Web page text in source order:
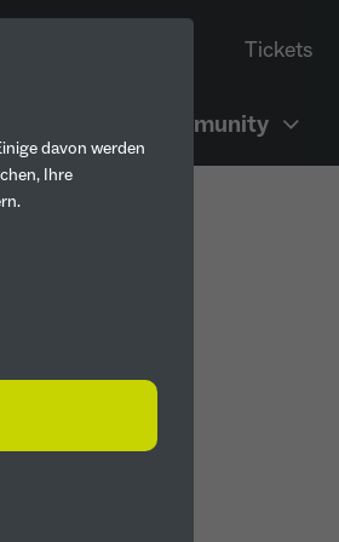
davon werden
Ihre
Tickets
Mitmachen & Community